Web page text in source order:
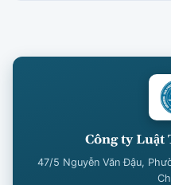
Công ty Luật
47/5 Nguyễn Văn Đậu,